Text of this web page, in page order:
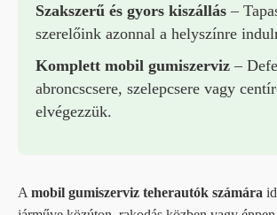
Szakszerű és gyors kiszállás –
szerelőink azonnal a helyszínre
Komplett mobil gumiszerviz –
abroncscsere, szelepcsere vagy
elvégezzük.
A mobil gumiszerviz teherautók számára